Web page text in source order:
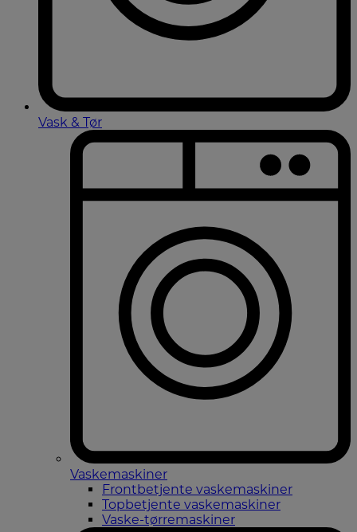
Vask & Tør
Vaskemaskiner
Frontbetjente vaskemaskiner
Topbetjente vaskemaskiner
Vaske-tørremaskiner